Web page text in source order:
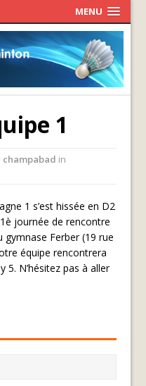
MENU
1
champabad in
1 s’est hissée en D2
journée de rencontre
gymnase Ferber (19 rue
équipe rencontrera
5. N’hésitez pas à aller